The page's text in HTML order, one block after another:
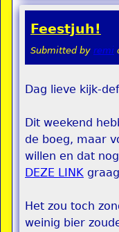
Feestjuh!
Submitted by remi
Dag lieve kijk-
Dit weekend
de boeg, maar
willen en dat
DEZE LINK
Het zou toch
weinig bier